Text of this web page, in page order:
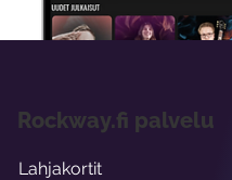
Rockway.fi palvelu
Lahjakortit